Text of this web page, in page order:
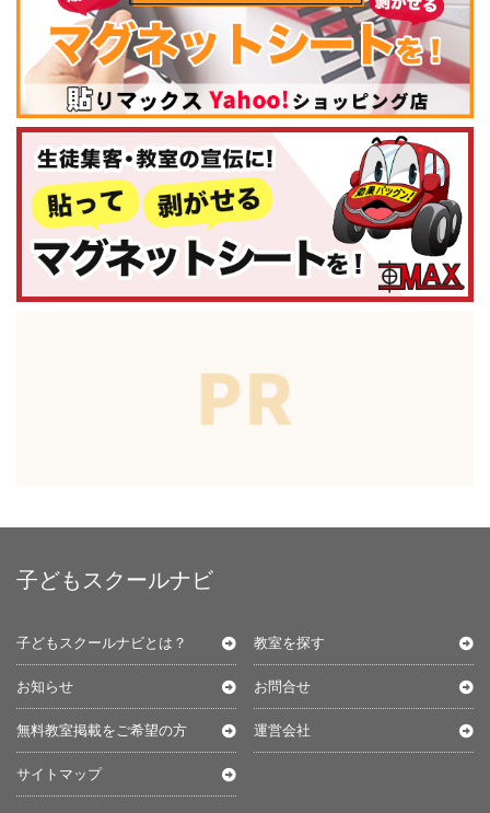
子どもスクールナビ
子どもスクールナビとは？ 教室を探す
お知らせ お問合せ
無料教室掲載をご希望の方 運営会社
サイトマップ